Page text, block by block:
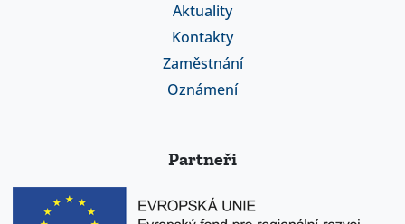
Aktuality
Kontakty
Zaměstnání
Oznámení
Partneři